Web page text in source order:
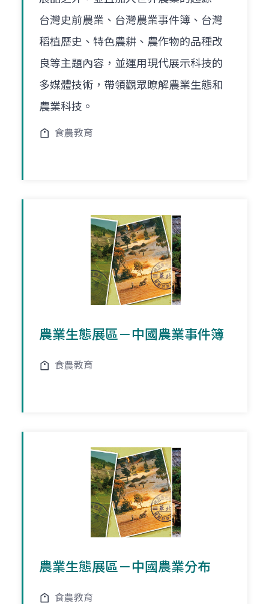
台灣史前農業、台灣農業事件簿、台灣
稻植歷史、特色農耕、農作物的品種改
良等主題內容，並運用現代展示科技的
多媒體技術，帶領觀眾瞭解農業生態和
農業科技。
食農教育
農業生態展區－中國農業事件簿
食農教育
農業生態展區－中國農業分布
食農教育